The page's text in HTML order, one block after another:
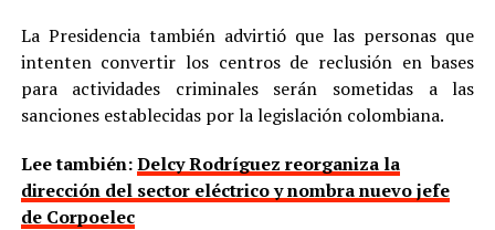
La Presidencia también advirtió que las personas que
intenten convertir los centros de reclusión en bases
para actividades criminales serán sometidas a las
sanciones establecidas por la legislación colombiana.
Lee también:Delcy Rodríguez reorganiza la
dirección del sector eléctrico y nombra nuevo jefe
de Corpoelec